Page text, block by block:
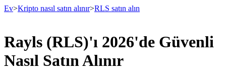
Vadeli İşlemler
Ev>Kripto nasıl satın alınır>RLS satın alın
Rayls (RLS)'ı 2026'de Güvenli
Nasıl Satın Alınır